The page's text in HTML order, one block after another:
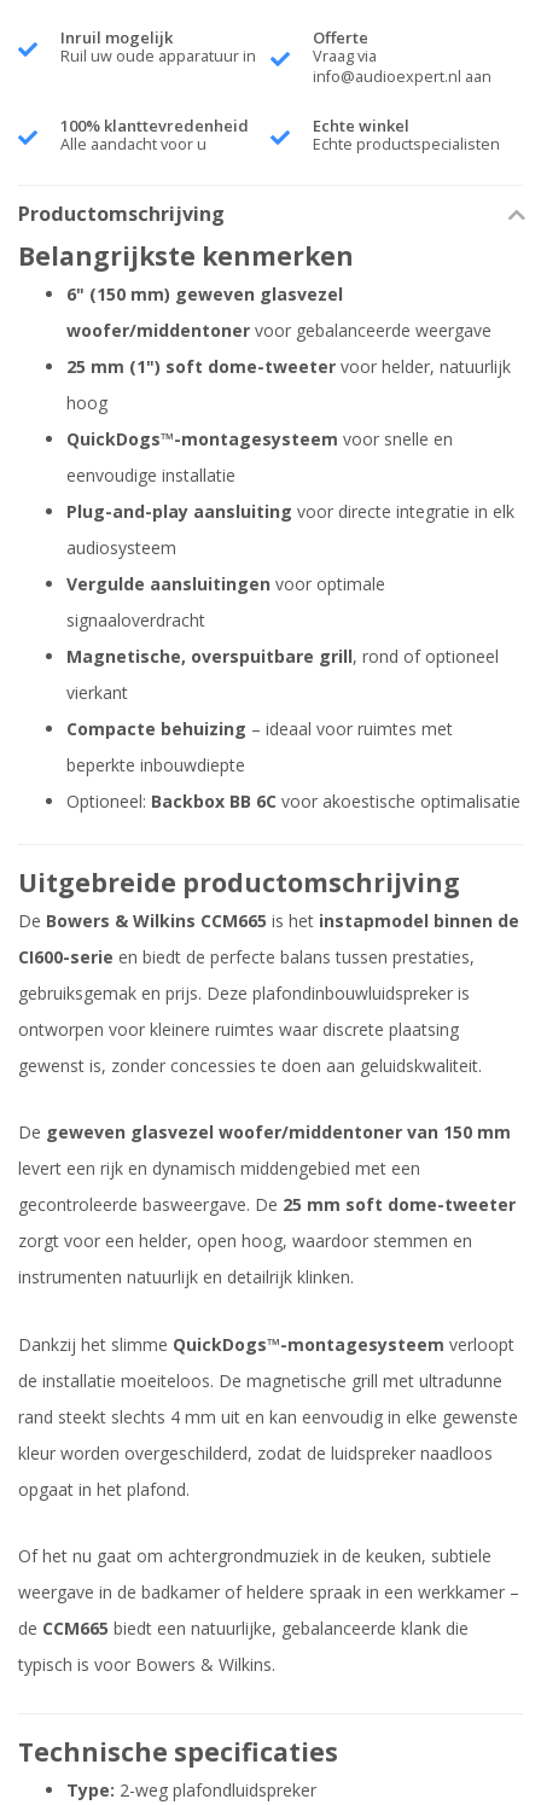
Inruil mogelijk
Ruil uw oude apparatuur in
Offerte
Vraag via
info@audioexpert.nl aan
100% klanttevredenheid
Alle aandacht voor u
Echte winkel
Echte productspecialisten
Productomschrijving
Belangrijkste kenmerken
6" (150 mm) geweven glasvezel
woofer/middentoner voor gebalanceerde weergave
25 mm (1") soft dome-tweeter voor helder, natuurlijk
hoog
QuickDogs™-montagesysteem voor snelle en
eenvoudige installatie
Plug-and-play aansluiting voor directe integratie in elk
audiosysteem
Vergulde aansluitingen voor optimale
signaaloverdracht
Magnetische, overspuitbare grill, rond of optioneel
vierkant
Compacte behuizing – ideaal voor ruimtes met
beperkte inbouwdiepte
Optioneel: Backbox BB 6C voor akoestische optimalisatie
Uitgebreide productomschrijving
De Bowers & Wilkins CCM665 is het instapmodel binnen de
CI600-serie en biedt de perfecte balans tussen prestaties,
gebruiksgemak en prijs. Deze plafondinbouwluidspreker is
ontworpen voor kleinere ruimtes waar discrete plaatsing
gewenst is, zonder concessies te doen aan geluidskwaliteit.
De geweven glasvezel woofer/middentoner van 150 mm
levert een rijk en dynamisch middengebied met een
gecontroleerde basweergave. De 25 mm soft dome-tweeter
zorgt voor een helder, open hoog, waardoor stemmen en
instrumenten natuurlijk en detailrijk klinken.
Dankzij het slimme QuickDogs™-montagesysteem verloopt
de installatie moeiteloos. De magnetische grill met ultradunne
rand steekt slechts 4 mm uit en kan eenvoudig in elke gewenste
kleur worden overgeschilderd, zodat de luidspreker naadloos
opgaat in het plafond.
Of het nu gaat om achtergrondmuziek in de keuken, subtiele
weergave in de badkamer of heldere spraak in een werkkamer –
de CCM665 biedt een natuurlijke, gebalanceerde klank die
typisch is voor Bowers & Wilkins.
Technische specificaties
Type: 2-weg plafondluidspreker